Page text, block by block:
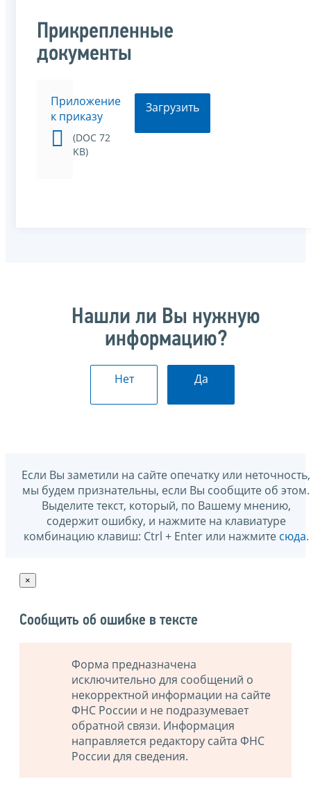
Прикрепленные
документы
Приложение
к приказу
(DOC 72
KB)
Загрузить
Нашли ли Вы нужную
информацию?
Нет Да
Если Вы заметили на сайте опечатку или неточность,
мы будем признательны, если Вы сообщите об этом.
Выделите текст, который, по Вашему мнению,
содержит ошибку, и нажмите на клавиатуре
комбинацию клавиш: Ctrl + Enter или нажмите сюда.
×
Сообщить об ошибке в тексте
Форма предназначена
исключительно для сообщений о
некорректной информации на сайте
ФНС России и не подразумевает
обратной связи. Информация
направляется редактору сайта ФНС
России для сведения.